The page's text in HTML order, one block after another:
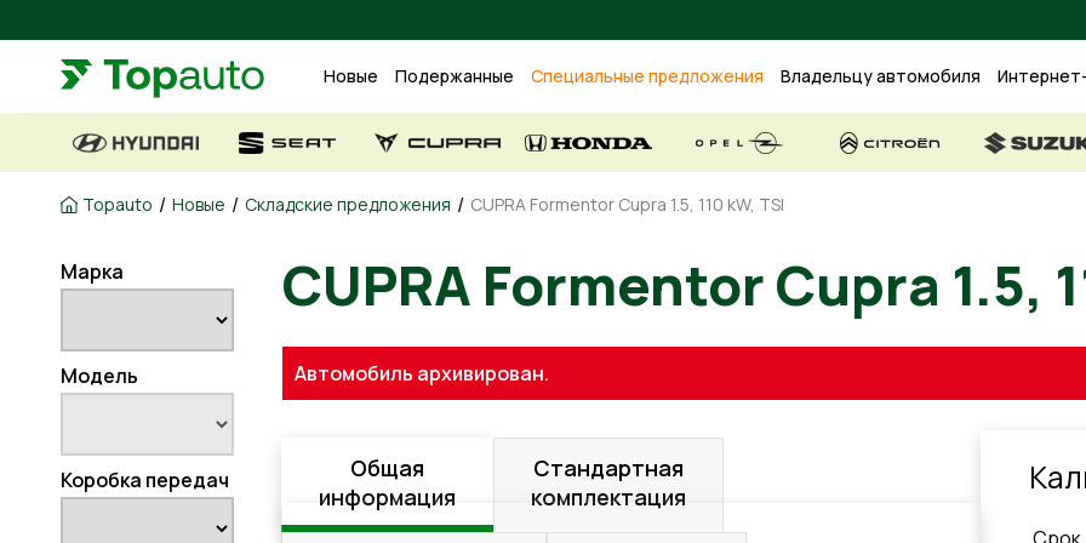
Новые Подержанные Специальные предложения Владельцу автомобиля
Topauto / Новые / Складские предложения / CUPRA Formentor Cupra 1.5, 110 kW, TSI
Марка
Модель
Коробка передач
CUPRA Formentor Cupra
Автомобиль архивирован.
Общая
информация
Стандартная
комплектация